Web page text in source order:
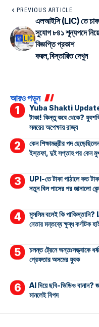
PREVIOUS ARTICLE
এলআইসি (LIC) তে
সুযোগ ৮৪১ শূন্যপদে
বিজ্ঞপ্তি প্রকাশ
করল,বিস্তারিত দেখুন
আরও পড়ুন
Yuba Shakti Update:
টাকা! কিন্তু কবে থেকে?
সময়ের অপেক্ষায় রাজ্য
কেন শিক্ষামন্ত্রীর পদ
ইস্তফা, দুই সপ্তাহ পর কেন মুখ
UPI-তে টাকা পাঠালে কত
নতুন বিল পাসের পর জানালো
মুসলিম বলেই কি পাকিস্তানি?
নেতার মন্তব্যে ক্ষুব্ধ কর্ণাটক
চলন্ত ট্রেনে অন্তঃসত্ত্বাকে
গ্রেফতার অসমের যুবক
AI দিয়ে ছবি-ভিডিও বানান?
মানলেই বিপদ